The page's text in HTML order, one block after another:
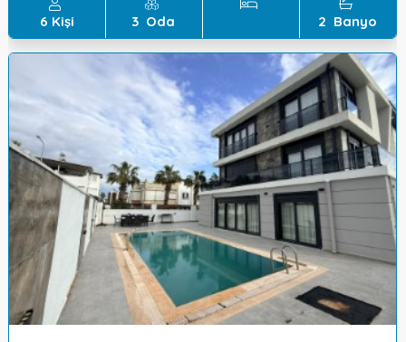
6 Kişi 3 Oda 2 Banyo